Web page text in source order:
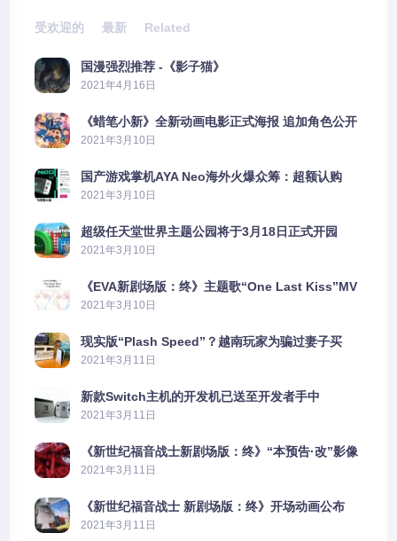
受欢迎的 最新 Related
国漫强烈推荐 -《影子猫》
2021年4月16日
《蜡笔小新》全新动画电影正式海报 追加角色公开
2021年3月10日
国产游戏掌机AYA Neo海外火爆众筹：超额认购
2606%
2021年3月10日
超级任天堂世界主题公园将于3月18日正式开园
2021年3月10日
《EVA新剧场版：终》主题歌“One Last Kiss”MV
公布
2021年3月10日
现实版“Plash Speed”？越南玩家为骗过妻子买
PS5上演好戏
2021年3月11日
新款Switch主机的开发机已送至开发者手中
2021年3月11日
《新世纪福音战士新剧场版：终》“本预告·改”影像
公开
2021年3月11日
《新世纪福音战士 新剧场版：终》开场动画公布
2021年3月11日